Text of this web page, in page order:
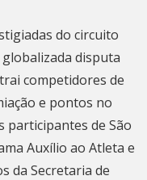
do circuito
disputa
competidores de
e pontos no
participantes de São
Auxílio ao Atleta e
da Secretaria de